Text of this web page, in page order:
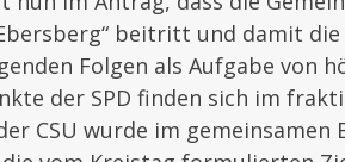
beitritt und damit
Folgen als Aufgabe von
der SPD finden sich im
CSU wurde im gemeinsamen